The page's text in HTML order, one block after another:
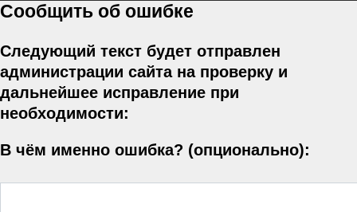
Сообщить об ошибке
Следующий текст будет отправлен
администрации сайта на проверку и
дальнейшее исправление при
необходимости:
В чём именно ошибка? (опционально):